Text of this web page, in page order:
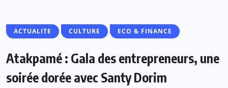
ACTUALITE CULTURE ECO & FINANCE
Atakpamé : Gala des entrepreneurs, une
soirée dorée avec Santy Dorim